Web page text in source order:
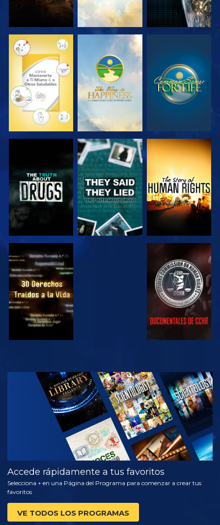
VE VE VE
VE VE
VE VE
VE
EXPLORA LAS
SERIES
Accede rápidamente a tus favoritos
Selecciona + en una Página del Programa para comenzar a crear tus
favoritos
VE TODOS LOS PROGRAMAS